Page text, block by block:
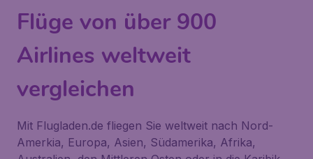
Flüge von über 900
Airlines weltweit
vergleichen
Mit Flugladen.de fliegen Sie weltweit nach Nord-
Amerkia, Europa, Asien, Südamerika, Afrika,